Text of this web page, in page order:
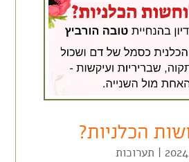
הכלניות?
| תערוכות